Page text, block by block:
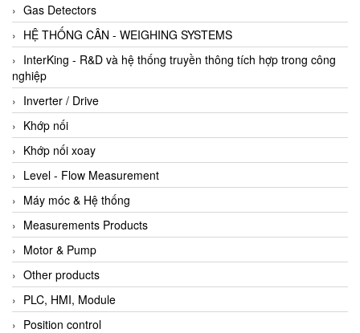
Gas Detectors
HỆ THỐNG CÂN - WEIGHING SYSTEMS
InterKing - R&D và hệ thống truyền thông tích hợp trong công
nghiệp
Inverter / Drive
Khớp nối
Khớp nối xoay
Level - Flow Measurement
Máy móc & Hệ thống
Measurements Products
Motor & Pump
Other products
PLC, HMI, Module
Position control